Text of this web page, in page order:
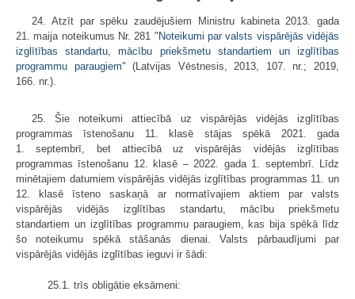
24. Atzīt par spēku zaudējušiem Ministru kabineta 2013. gada
21. maija noteikumus Nr. 281 " Noteikumi par valsts vispārējās vidējās
izglītības standartu, mācību priekšmetu standartiem un izglītības
programmu paraugiem" (Latvijas Vēstnesis, 2013, 107. nr.; 2019,
166. nr.).
25. Šie noteikumi attiecībā uz vispārējās vidējās izglītības
programmas īstenošanu 11. klasē stājas spēkā 2021. gada
1. septembrī, bet attiecībā uz vispārējās vidējās izglītības
programmas īstenošanu 12. klasē – 2022. gada 1. septembrī. Līdz
minētajiem datumiem vispārējās vidējās izglītības programmas 11. un
12. klasē īsteno saskaņā ar normatīvajiem aktiem par valsts
vispārējās vidējās izglītības standartu, mācību priekšmetu
standartiem un izglītības programmu paraugiem, kas bija spēkā līdz
šo noteikumu spēkā stāšanās dienai. Valsts pārbaudījumi par
vispārējās vidējās izglītības ieguvi ir šādi:
25.1. trīs obligātie eksāmeni: